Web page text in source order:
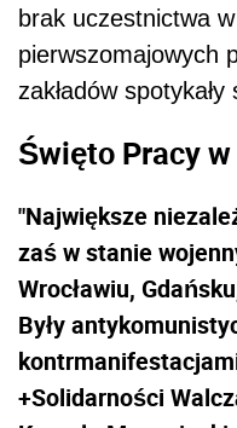
brak uczestnictwa
pierwszomajowych
zakładów spotykały
Święto Pracy
"Największe
zaś w stanie
Wrocławiu,
Były
+Solidarności